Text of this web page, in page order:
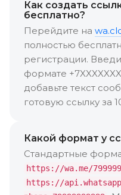
Как создать
бесплатно?
Перейдите на
полностью
регистрации.
формате
добавьте текст
готовую ссылку за
Какой формат у
Стандартные
https://wa.me/
https://